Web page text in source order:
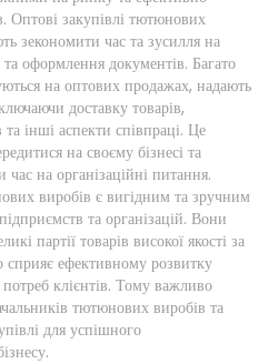
Оптові закупівлі тютюнових
зекономити час та зусилля на
оформлення документів. Багато
на оптових продажах, надають
доставку товарів,
інші аспекти співпраці. Це
на своєму бізнесі та
на організаційні питання.
виробів є вигідним та зручним
та організацій. Вони
партії товарів високої якості за
ефективному розвитку
клієнтів. Тому важливо
тютюнових виробів та
для успішного